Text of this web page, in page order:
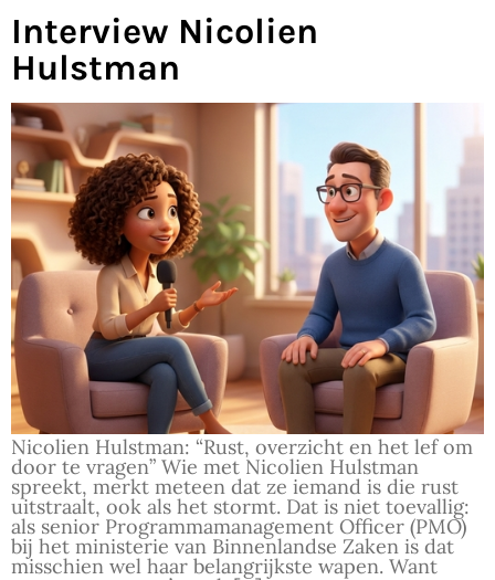
Interview Nicolien
Hulstman
Nicolien Hulstman: “Rust, overzicht en het lef om
door te vragen” Wie met Nicolien Hulstman
spreekt, merkt meteen dat ze iemand is die rust
uitstraalt, ook als het stormt. Dat is niet toevallig:
als senior Programmamanagement Officer (PMO)
bij het ministerie van Binnenlandse Zaken is dat
misschien wel haar belangrijkste wapen. Want